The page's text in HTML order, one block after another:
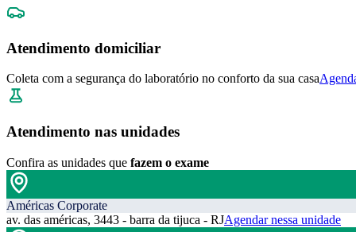
Atendimento domiciliar
Coleta com a segurança do laboratório no conforto da sua casa
Atendimento nas unidades
Confira as unidades que fazem o exame
Américas Corporate
av. das américas, 3443 - barra da tijuca - RJAgendar nessa unidade